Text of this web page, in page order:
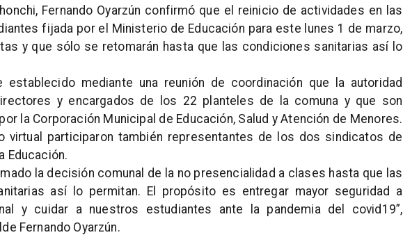
Fernando Oyarzún confirmó que el reinicio de actividades en las
fijada por el Ministerio de Educación para este lunes 1 de marzo,
y que sólo se retomarán hasta que las condiciones sanitarias así lo
establecido mediante una reunión de coordinación que la autoridad
y encargados de los 22 planteles de la comuna y que son
la Corporación Municipal de Educación, Salud y Atención de Menores.
virtual participaron también representantes de los dos sindicatos de
Educación.
la decisión comunal de la no presencialidad a clases hasta que las
así lo permitan. El propósito es entregar mayor seguridad a
y cuidar a nuestros estudiantes ante la pandemia del covid19”,
Fernando Oyarzún.